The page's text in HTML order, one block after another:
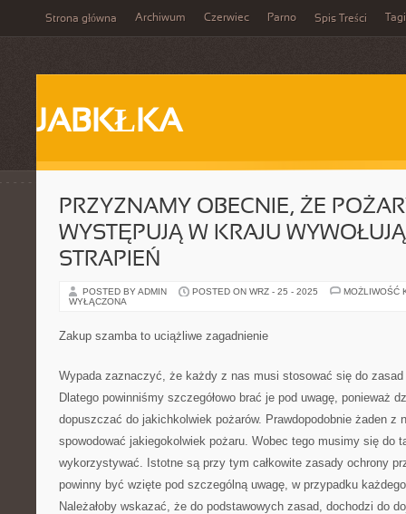
Strona główna Archiwum Czerwiec Parno Spis Treści Tagi
JABKŁKA
PRZYZNAMY OBECNIE, ŻE
WYSTĘPUJĄ W KRAJU
STRAPIEŃ
POSTED BY ADMIN POSTED ON WRZ - 25 - 2025
MOŻLIWOŚĆ
WYŁĄCZONA
Zakup szamba to uciążliwe zagadnienie
Wypada zaznaczyć, że każdy z nas musi stosować się do zasad
Dlatego powinniśmy szczegółowo brać je pod uwagę, ponieważ
dopuszczać do jakichkolwiek pożarów. Prawdopodobnie żaden z
spowodować jakiegokolwiek pożaru. Wobec tego musimy się do
wykorzystywać. Istotne są przy tym całkowite zasady ochrony
powinny być wzięte pod szczególną uwagę, w przypadku
Należałoby wskazać, że do podstawowych zasad, dochodzi do